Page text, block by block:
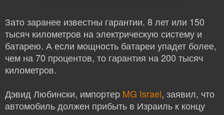
Зато заранее известны гарантии. 8 лет или 150
тысяч километров на электрическую систему и
батарею. А если мощность батареи упадет более,
чем на 70 процентов, то гарантия на 200 тысяч
километров.
Дэвид Любински, импортер MG Israel, заявил, что
автомобиль должен прибыть в Израиль к концу